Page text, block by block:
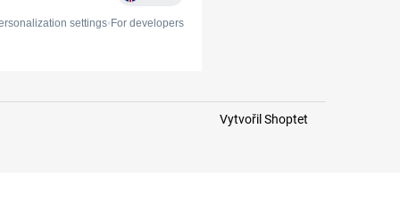
Vytvořil Shoptet